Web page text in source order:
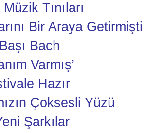
Tınıları
Bir Araya Getirmişti
Bach
Varmış’
Hazır
Çoksesli Yüzü
Şarkılar